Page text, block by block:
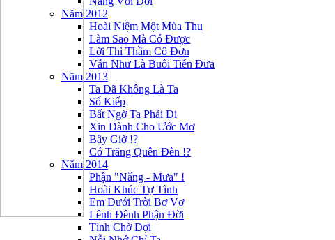
Năm 2012
Hoài Niệm Một Mùa Thu
Làm Sao Mà Có Được
Lời Thì Thầm Cô Đơn
Vẫn Như Là Buổi Tiễn Đưa
Năm 2013
Ta Đã Không Là Ta
Số Kiếp
Bất Ngờ Ta Phải Đi
Xin Dành Cho Ước Mơ
Bây Giờ !?
Có Trăng Quên Đèn !?
Năm 2014
Phận "Nắng - Mưa" !
Hoài Khúc Tự Tình
Em Dưới Trời Bơ Vơ
Lênh Đênh Phận Đời
Tình Chờ Đợi